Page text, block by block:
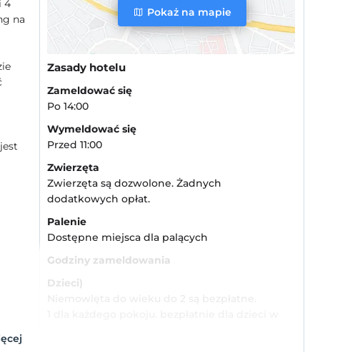
4
na
Pokaż na mapie
Zasady hotelu
Zameldować się
Po 14:00
Wymeldować się
Przed 11:00
Zwierzęta
Zwierzęta są dozwolone. Żadnych
dodatkowych opłat.
Palenie
Dostępne miejsca dla palących
Godziny zameldowania
Dzieci)